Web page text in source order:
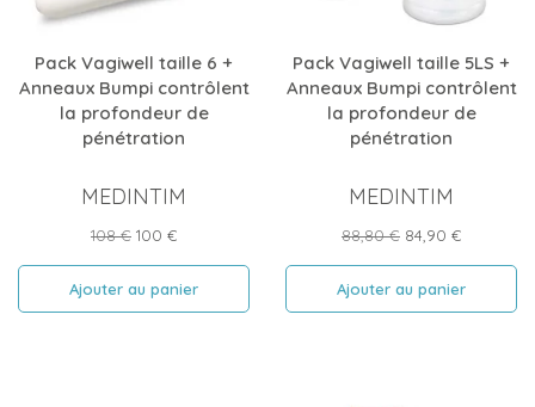
Pack Vagiwell taille 6 +
Anneaux Bumpi contrôlent
la profondeur de
pénétration
MEDINTIM
Prix
base
108 € Prix
100 €
Ajouter au panier
Pack Vagiwell taille 5LS +
Anneaux Bumpi contrôlent
la profondeur de
pénétration
MEDINTIM
Prix
base
88,80 € Prix
84,90 €
Ajouter au panier